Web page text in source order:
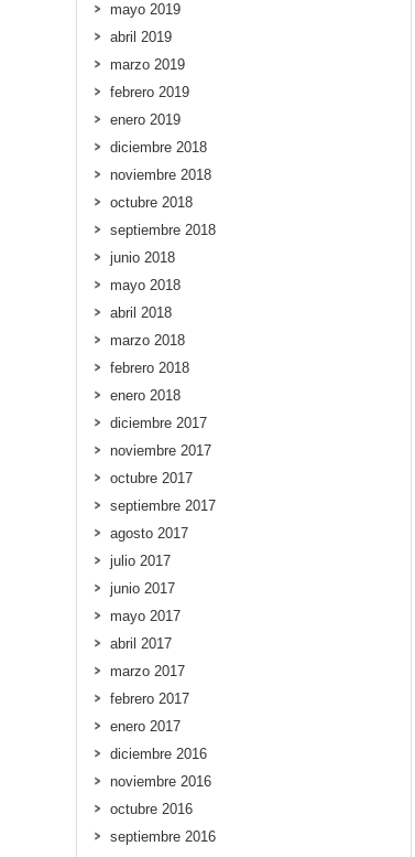
mayo 2019
abril 2019
marzo 2019
febrero 2019
enero 2019
diciembre 2018
noviembre 2018
octubre 2018
septiembre 2018
junio 2018
mayo 2018
abril 2018
marzo 2018
febrero 2018
enero 2018
diciembre 2017
noviembre 2017
octubre 2017
septiembre 2017
agosto 2017
julio 2017
junio 2017
mayo 2017
abril 2017
marzo 2017
febrero 2017
enero 2017
diciembre 2016
noviembre 2016
octubre 2016
septiembre 2016